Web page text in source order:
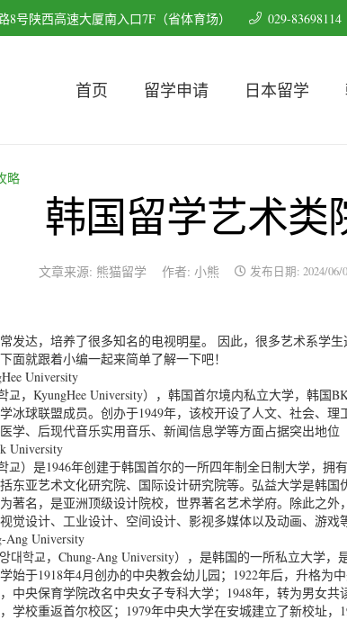
8号陕西高速大厦南入口7F（省体育场） 029-83698114
首页 留学申请 日本留学
略
韩国留学艺术类
文章来源: 熊猫留学 作者: 小熊 发布日期: 2024/06/
发达，培养了很多知名的电视明星。 因此，很多艺术系学
面就跟着小编一起来简单了解一下吧！
University
교，KyungHee University），韩国首尔境内私立大学，韩国
冰球联盟成员。创办于1949年，该校开设了人文、社会、
学、后现代音乐实用音乐、新闻信息学等方面占据突出地位
University
교）是1946年创建于韩国首尔的一所四年制全日制大学，
东亚艺术文化研究院、国际设计研究院等。弘益大学是韩
著名，是亚洲顶级设计院校，世界著名艺术学府。除此之外
觉设计、工业设计、空间设计、影视多媒体以及动画、游戏
Ang University
대학교，Chung-Ang University），是韩国的一所私立大学
始于1918年4月创办的中央教会幼儿园；1922年后，升格为
中央保育学院改名中央女子专科大学；1948年，转为男女
学校重返首尔校区；1979年中央大学在安城建立了新校址